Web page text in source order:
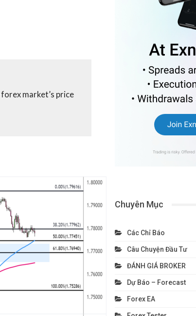
market’s price
Chuyên Mục
Các Chỉ Báo
Câu Chuyện Đầu Tư
ĐÁNH GIÁ BROKER
Dự Báo – Forecast
Forex EA